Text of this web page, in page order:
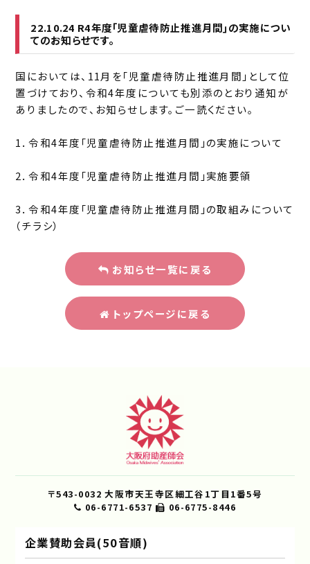
22.10.24 R4年度｢児童虐待防止推進月間｣の実施につい
てのお知らせです。
国においては、11月を｢児童虐待防止推進月間｣として位
置づけており、令和4年度についても別添のとおり通知が
ありましたので、お知らせします。ご一読ください。
1．令和4年度｢児童虐待防止推進月間｣の実施について
2．令和4年度｢児童虐待防止推進月間｣実施要領
3．令和4年度｢児童虐待防止推進月間｣の取組みについて
（チラシ）
お知らせ一覧に戻る
トップページに戻る
〒543-0032 大阪市天王寺区細工谷1丁目1番5号
06-6771-6537
06-6775-8446
企業賛助会員(50音順)